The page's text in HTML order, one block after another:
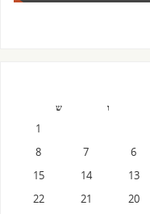
ו ש
1
6
7
8
13
14
15
20
21
22